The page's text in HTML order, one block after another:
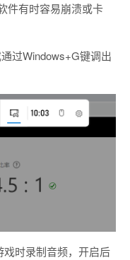
件有时容易崩溃或卡
过Windows+G键调出
时录制音频，开启后